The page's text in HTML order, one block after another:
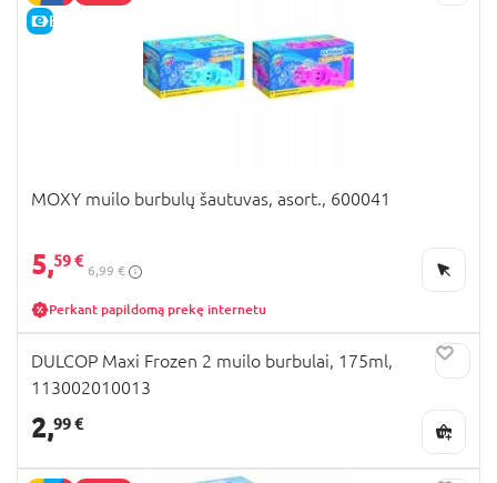
E-KAINA
MOXY muilo burbulų šautuvas, asort., 600041
5,59 €
6,99 €
Perkant papildomą prekę internetu
DULCOP Maxi Frozen 2 muilo burbulai, 175ml,
113002010013
2,99 €